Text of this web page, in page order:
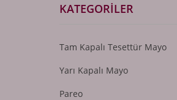
KATEGORILER
Tam Kapalı Tesettür Mayo
Yarı Kapalı Mayo
Pareo